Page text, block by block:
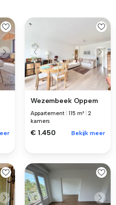
Wezembeek Oppem
Appartement |115 m² |2
kamers
€ 1.450 Bekijk meer